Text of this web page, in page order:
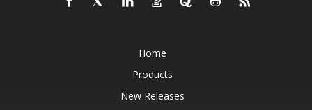
Home
Products
New Releases